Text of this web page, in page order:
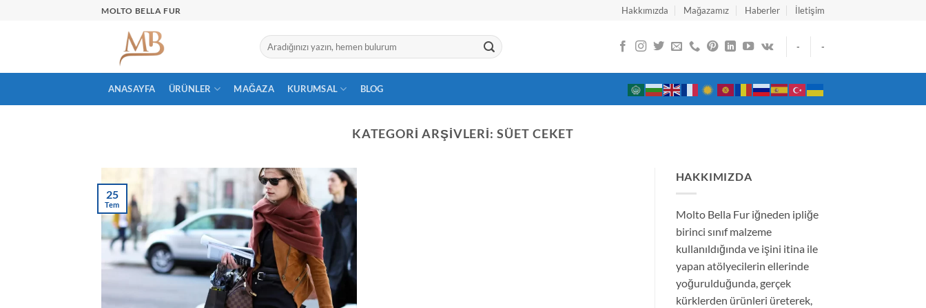
MOLTO BELLA FUR Hakkımızda Mağazamız Haberler İletişim
- -
ANASAYFA ÜRÜNLER MAĞAZA KURUMSAL BLOG
KATEGORI ARŞIVLERI:SÜET CEKET
25
Tem
HAKKIMIZDA
Molto Bella Fur iğneden ipliğe
birinci sınıf malzeme
kullanıldığında ve işini itina ile
yapan atölyecilerin ellerinde
yoğurulduğunda, gerçek
kürklerden ürünleri üreterek,